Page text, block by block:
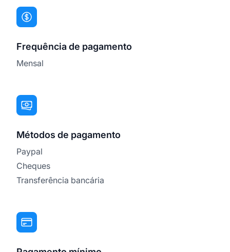
Frequência de pagamento
Mensal
Métodos de pagamento
Paypal
Cheques
Transferência bancária